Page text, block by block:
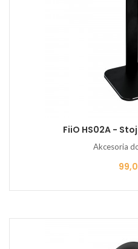
FiiO HS02A -
Akcesoria
Cena